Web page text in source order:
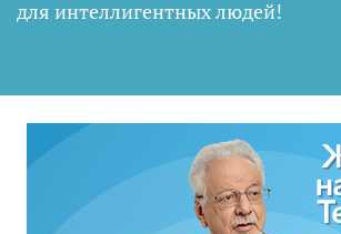
для интеллигентных людей!